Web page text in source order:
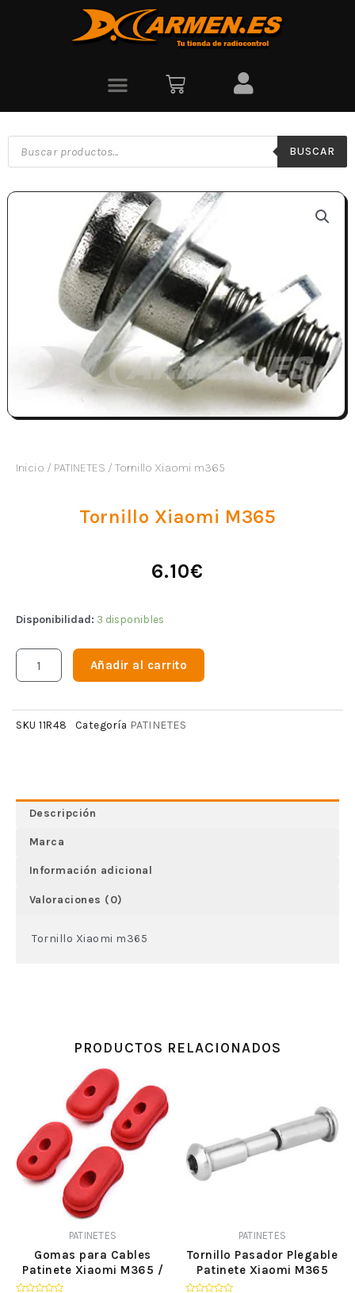
BUSCAR
Inicio / PATINETES / Tornillo Xiaomi m365
Tornillo Xiaomi M365
6.10€
Disponibilidad: 3 disponibles
Añadir al carrito
SKU 11R48 Categoría PATINETES
Descripción
Marca
Información adicional
Valoraciones (0)
Tornillo Xiaomi m365
PRODUCTOS RELACIONADOS
PATINETES
Gomas para Cables
Patinete Xiaomi M365 /
PATINETES
Tornillo Pasador Plegable
Patinete Xiaomi M365